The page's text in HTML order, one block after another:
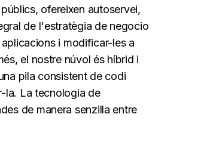
ofereixen autoservei,
de l'estratègia de negocio
i modificar-les a
el nostre núvol és híbrid i
pila consistent de codi
la. La tecnologia de
de manera senzilla entre